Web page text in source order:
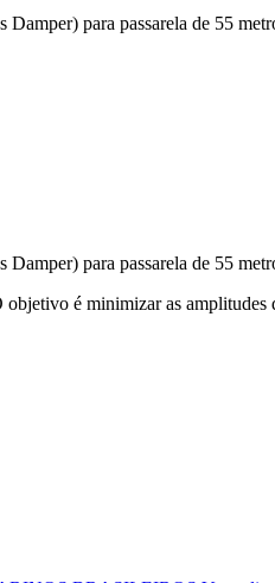
para passarela de 55
para passarela de 55
é minimizar as